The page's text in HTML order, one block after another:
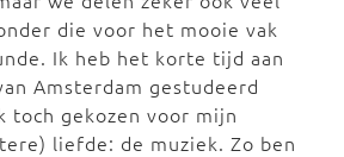
die voor het mooie vak
Ik heb het korte tijd aan
Amsterdam gestudeerd
toch gekozen voor mijn
liefde: de muziek. Zo ben